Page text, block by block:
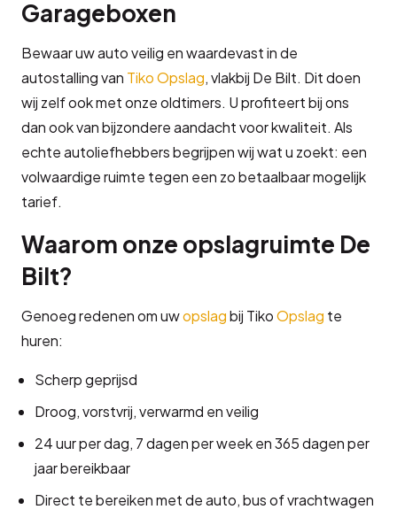
Garageboxen
Bewaar uw auto veilig en waardevast in de
autostalling van Tiko Opslag, vlakbij De Bilt. Dit doen
wij zelf ook met onze oldtimers. U profiteert bij ons
dan ook van bijzondere aandacht voor kwaliteit. Als
echte autoliefhebbers begrijpen wij wat u zoekt: een
volwaardige ruimte tegen een zo betaalbaar mogelijk
tarief.
Waarom onze opslagruimte De
Bilt?
Genoeg redenen om uwopslagbij TikoOpslag te
huren:
Scherp geprijsd
Droog, vorstvrij, verwarmd en veilig
24 uur per dag, 7 dagen per week en 365 dagen per
jaar bereikbaar
Direct te bereiken met de auto, bus of vrachtwagen